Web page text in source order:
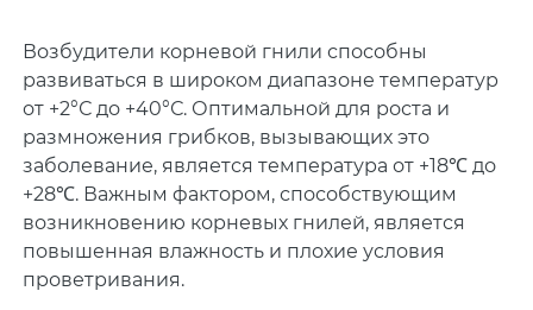
Возбудители корневой гнили способны
развиваться в широком диапазоне температур
от +2°С до +40°С. Оптимальной для роста и
размножения грибков, вызывающих это
заболевание, является температура от +18℃ до
+28℃. Важным фактором, способствующим
возникновению корневых гнилей, является
повышенная влажность и плохие условия
проветривания.